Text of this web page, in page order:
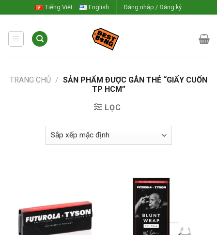
to
content
Tiếng Việt English Đăng nhập / Đăng ký
TRANG CHỦ / SẢN PHẨM ĐƯỢC GẮN THẺ “GIẤY CUỐN
TP HCM”
LỌC